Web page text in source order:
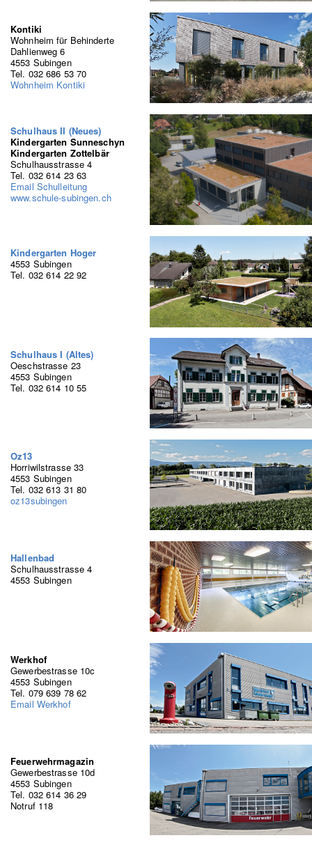
Kontiki
Wohnheim für Behinderte
Dahlienweg 6
4553 Subingen
Tel. 032 686 53 70
Wohnheim Kontiki
Schulhaus II (Neues)
Kindergarten Sunneschyn
Kindergarten Zottelbär
Schulhausstrasse 4
Tel. 032 614 23 63
Email Schulleitung
www.schule-subingen.ch
Kindergarten Hoger
4553 Subingen
Tel. 032 614 22 92
Schulhaus I (Altes)
Oeschstrasse 23
4553 Subingen
Tel. 032 614 10 55
Oz13
Horriwilstrasse 33
4553 Subingen
Tel. 032 613 31 80
oz13subingen
Hallenbad
Schulhausstrasse 4
4553 Subingen
Werkhof
Gewerbestrasse 10c
4553 Subingen
Tel. 079 639 78 62
Email Werkhof
Feuerwehrmagazin
Gewerbestrasse 10d
4553 Subingen
Tel. 032 614 36 29
Notruf 118